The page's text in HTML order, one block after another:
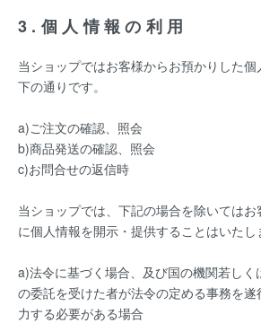
3.個人情報の利用
当ショップではお客様からお預かりした
下の通りです。
a)ご注文の確認、照会
b)商品発送の確認、照会
c)お問合せの返信時
当ショップでは、下記の場合を除いては
に個人情報を開示・提供することはいたし
a)法令に基づく場合、及び国の機関若しく
の委託を受けた者が法令の定める事務を
力する必要がある場合